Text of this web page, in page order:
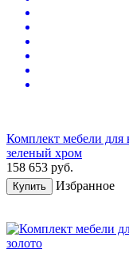
Комплект мебели для
зеленый хром
158 653 руб.
Купить Избранное